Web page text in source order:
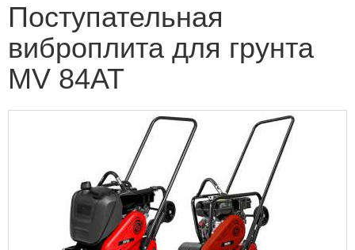
Поступательная
виброплита для грунта
MV 84AT